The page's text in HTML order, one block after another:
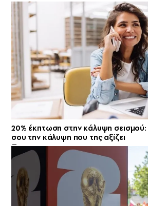
20% έκπτωση στην κάλυψη
σου την κάλυψη που της αξίζει